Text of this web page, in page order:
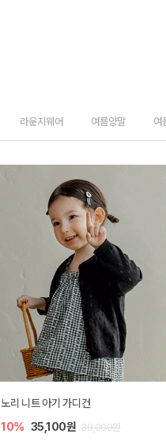
라운지웨어 여름양말 여
밀라 아기 원피스
20% 27,200원 34,000원